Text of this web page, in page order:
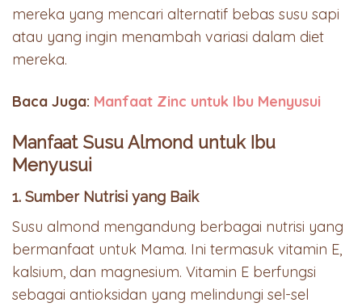
mereka yang mencari alternatif bebas susu sapi
atau yang ingin menambah variasi dalam diet
mereka.
Baca Juga: Manfaat Zinc untuk Ibu Menyusui
Manfaat Susu Almond untuk Ibu
Menyusui
1. Sumber Nutrisi yang Baik
Susu almond mengandung berbagai nutrisi yang
bermanfaat untuk Mama. Ini termasuk vitamin E,
kalsium, dan magnesium. Vitamin E berfungsi
sebagai antioksidan yang melindungi sel-sel